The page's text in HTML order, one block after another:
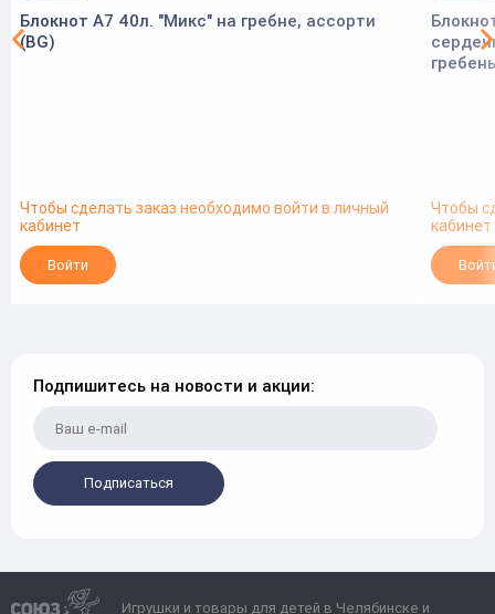
Блокнот А7 40л. "Микс" на гребне, ассорти
(BG)
Чтобы сделать заказ необходимо войти в личный
кабинет
Войти
Чтобы
кабинет
Подпишитесь на новости и акции:
Подписаться
Игрушки и товары для детей в Челябинске и